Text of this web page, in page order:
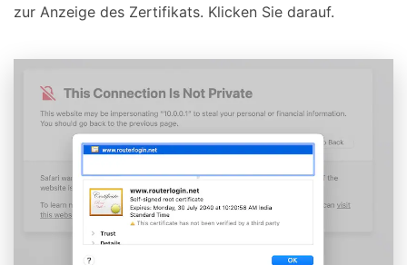
zur Anzeige des Zertifikats. Klicken Sie darauf.